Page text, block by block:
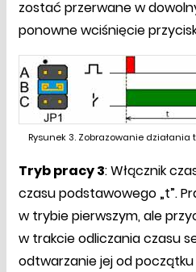
zostać przerwane w
ponowne wciśnięcie
Rysunek 3. Zobrazowanie
Tryb pracy 3: Włącznik
czasu podstawowego „t”.
w trybie pierwszym, ale
w trakcie odliczania czasu
odtwarzanie jej od początku